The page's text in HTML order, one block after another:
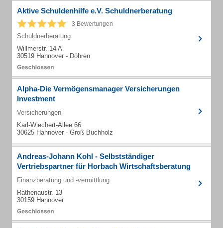
Aktive Schuldenhilfe e.V. Schuldnerberatung
3 Bewertungen
Schuldnerberatung
Willmerstr. 14 A
30519 Hannover - Döhren
Alpha-Die Vermögensmanager Versicherungen
Investment
Versicherungen
Karl-Wiechert-Allee 66
30625 Hannover - Groß Buchholz
Andreas-Johann Kohl - Selbstständiger
Vertriebspartner für Horbach Wirtschaftsberatung
Finanzberatung und -vermittlung
Rathenaustr. 13
30159 Hannover